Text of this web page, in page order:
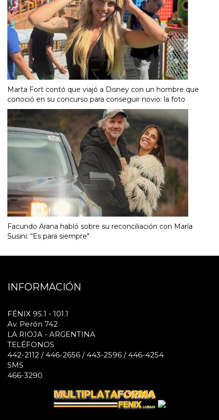
Marta Fort contó que viajó a Disney con un hombre que
conoció en su concurso para conseguir novio: la foto
Facundo Arana habló sobre su reconciliación con María
Susini: “Es para siempre"
INFORMACIÓN
FÉNIX 95.1 - 101.1
Av. Perón 742
LA RIOJA - ARGENTINA
TELÉFONOS
442-2112 / 446-2656 / 443-2596 / 446-4254
SMS
466-3290